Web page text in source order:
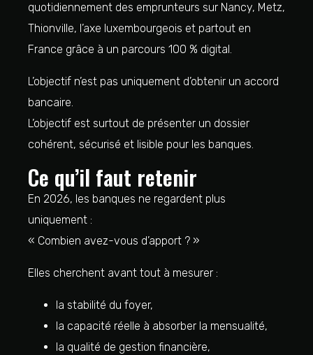
quotidiennement des emprunteurs sur Nancy, Metz,
Thionville, l’axe luxembourgeois et partout en
France grâce à un parcours 100 % digital.
L’objectif n’est pas uniquement d’obtenir un accord
bancaire.
L’objectif est surtout de présenter un dossier
cohérent, sécurisé et lisible pour les banques.
Ce qu’il faut retenir
En 2026, les banques ne regardent plus
uniquement :
« Combien avez-vous d’apport ? »
Elles cherchent avant tout à mesurer :
la stabilité du foyer,
la capacité réelle à absorber la mensualité,
la qualité de gestion financière,